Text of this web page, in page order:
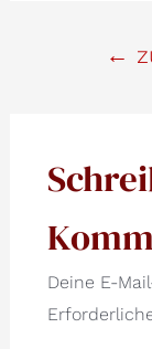
←
Deine E-